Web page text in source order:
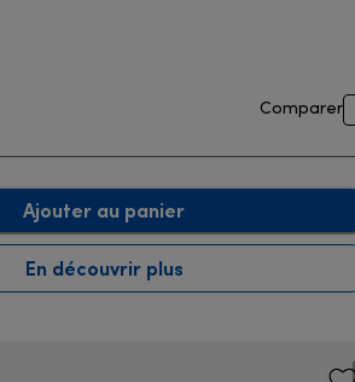
Comparer
Ajouter au panier
En découvrir plus